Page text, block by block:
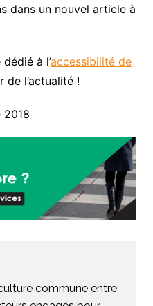
dans un nouvel article à
à l’accessibilité de
l’actualité !
2018
commune entre